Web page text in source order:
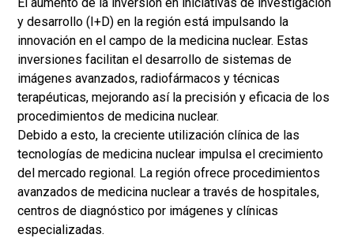
y desarrollo (I+D) en la región está impulsando la
innovación en el campo de la medicina nuclear. Estas
inversiones facilitan el desarrollo de sistemas de
imágenes avanzados, radiofármacos y técnicas
terapéuticas, mejorando así la precisión y eficacia de los
procedimientos de medicina nuclear.
Debido a esto, la creciente utilización clínica de las
tecnologías de medicina nuclear impulsa el crecimiento
del mercado regional. La región ofrece procedimientos
avanzados de medicina nuclear a través de hospitales,
centros de diagnóstico por imágenes y clínicas
especializadas.